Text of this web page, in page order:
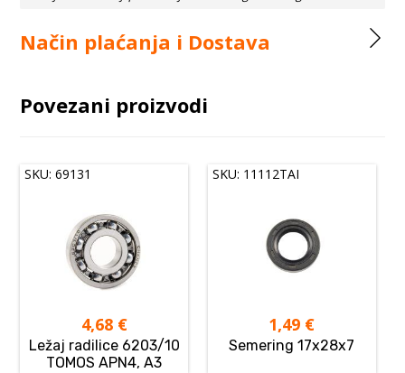
Način plaćanja i Dostava
Povezani proizvodi
SKU: 69131
4,68 €
Ležaj radilice 6203/10
TOMOS APN4, A3
SKU: 11112TAI
1,49 €
Semering 17x28x7